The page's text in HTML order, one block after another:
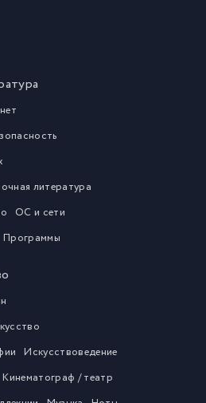
литература
ОС и сети
Программы
Искусствоведение
Кинематограф / театр